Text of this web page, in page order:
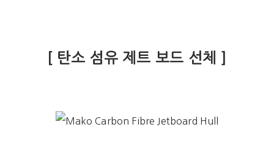
[ 탄소 섬유 제트 보드 선체 ]